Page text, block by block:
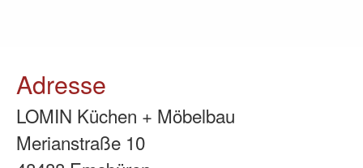
Adresse
LOMIN Küchen + Möbelbau
Merianstraße 10